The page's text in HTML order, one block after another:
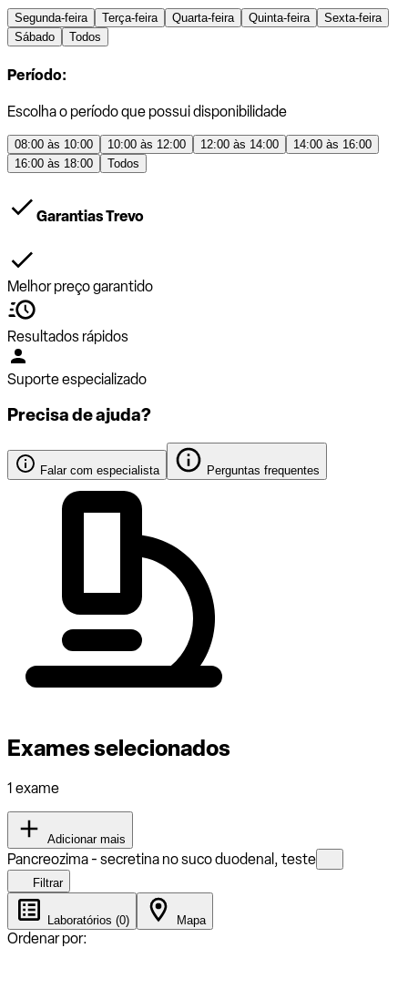
Segunda-feira Terça-feira Quarta-feira Quinta-feira
Sexta-feira
Sábado
Todos
Período:
Escolha o período que possui disponibilidade
08:00 às 10:00 10:00 às 12:00 12:00 às 14:00
14:00 às 16:00
16:00 às 18:00
Todos
Garantias Trevo
Melhor preço garantido
Resultados rápidos
Suporte especializado
Precisa de ajuda?
Falar com especialista Perguntas frequentes
Exames selecionados
1 exame
Adicionar mais
Pancreozima - secretina no suco duodenal, teste
Filtrar
Laboratórios (0) Mapa
Ordenar por: